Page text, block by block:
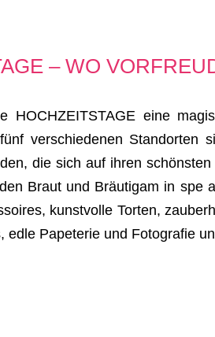
– WO
eine
verschiedenen Standorten
die sich auf ihren
Braut und Bräutigam in spe
kunstvolle Torten,
edle Papeterie und Fotografie